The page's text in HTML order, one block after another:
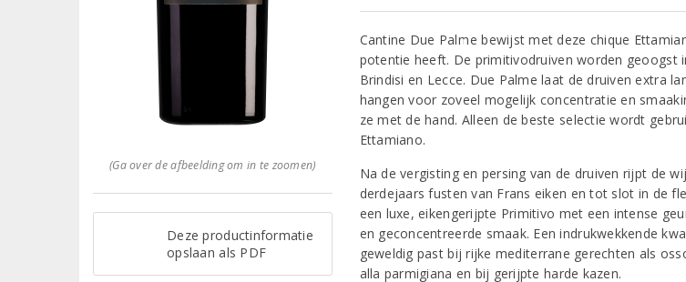
(Ga over de afbeelding om in te zoomen)
Deze productinformatie
opslaan als PDF
Cantine Due Palme bewijst met deze chique
potentie heeft. De primitivodruiven worden geoogst
Brindisi en Lecce. Due Palme laat de druiven extra
hangen voor zoveel mogelijk concentratie en
ze met de hand. Alleen de beste selectie wordt
Ettamiano.
Na de vergisting en persing van de druiven rijpt de
derdejaars fusten van Frans eiken en tot slot in de
een luxe, eikengerijpte Primitivo met een intense
en geconcentreerde smaak. Een indrukwekkende
geweldig past bij rijke mediterrane gerechten als
alla parmigiana en bij gerijpte harde kazen.